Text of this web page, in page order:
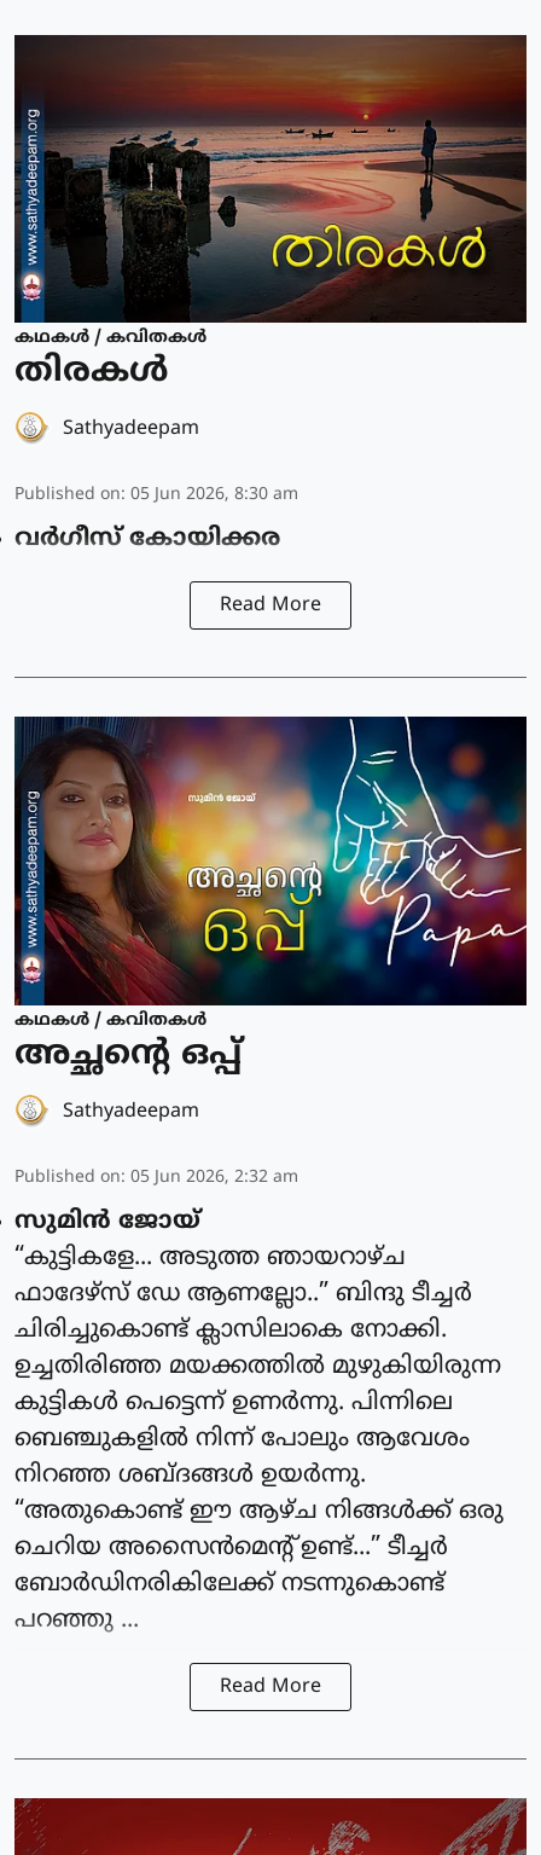
കഥകള്‍ / കവിതകള്‍
തിരകൾ
Sathyadeepam
Published on: 05 Jun 2026, 8:30 am
വർഗീസ് കോയിക്കര
Read More
കഥകള്‍ / കവിതകള്‍
അച്ഛന്റെ ഒപ്പ്
Sathyadeepam
Published on: 05 Jun 2026, 2:32 am
സുമിൻ ജോയ്
“കുട്ടികളേ... അടുത്ത ഞായറാഴ്ച
ഫാദേഴ്സ് ഡേ ആണല്ലോ..” ബിന്ദു ടീച്ചർ
ചിരിച്ചുകൊണ്ട് ക്ലാസിലാകെ നോക്കി.
ഉച്ചതിരിഞ്ഞ മയക്കത്തിൽ മുഴുകിയിരുന്ന
കുട്ടികൾ പെട്ടെന്ന് ഉണർന്നു. പിന്നിലെ
ബെഞ്ചുകളിൽ നിന്ന് പോലും ആവേശം
നിറഞ്ഞ ശബ്ദങ്ങൾ ഉയർന്നു.
“അതുകൊണ്ട് ഈ ആഴ്ച നിങ്ങൾക്ക് ഒരു
ചെറിയ അസൈൻമെന്റ് ഉണ്ട്...” ടീച്ചർ
ബോർഡിനരികിലേക്ക് നടന്നുകൊണ്ട്
പറഞ്ഞു ...
Read More